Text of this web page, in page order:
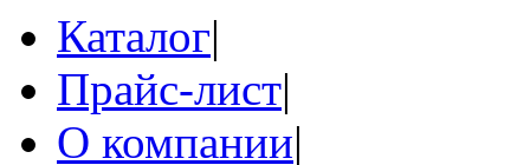
Каталог|
Прайс-лист|
О компании|